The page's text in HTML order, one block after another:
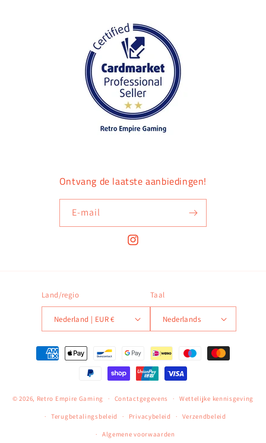
Ontvang de laatste aanbiedingen!
E‑mail
Instagram
Land/regio
Nederland | EUR €
Taal
Nederlands
Betaalmethoden
© 2026, Retro Empire Gaming Contactgegevens Wettelijke kennisgeving
Terugbetalingsbeleid Privacybeleid Verzendbeleid
Algemene voorwaarden